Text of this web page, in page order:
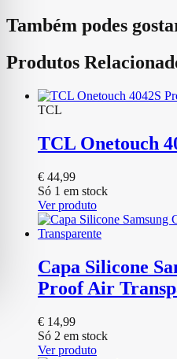
Também podes
Produtos
TCL
TCL Onetouch
€ 44,99
Só 1 em stock
Ver produto
Capa Silicone
Proof Air
€ 14,99
Só 2 em stock
Ver produto